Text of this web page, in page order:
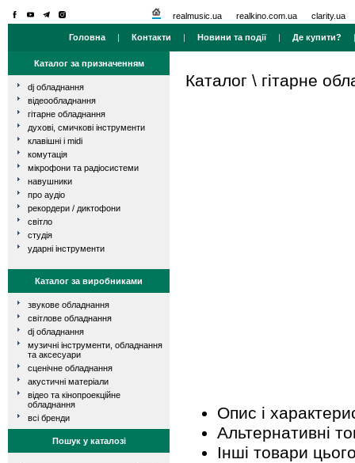
realmusic.ua realkino.com.ua clarity.ua
Головна | Контакти | Новини та події| Де купити?
Каталог за призначенням
dj обладнання
відеообладнання
гітарне обладнання
духові, смичкові інструменти
клавішні і midi
комутація
мікрофони та радіосистеми
навушники
про аудіо
рекордери / диктофони
світло
студія
ударні інструменти
Каталог за виробниками
звукове обладнання
світлове обладнання
dj обладнання
музичні інструменти, обладнання
та аксесуари
сценічне обладнання
акустичні матеріали
відео та кінопроекційне
обладнання
всі бренди
Пошук у каталозі
Каталог \ гітарне
Опис і
Альтернативні
Інші товари